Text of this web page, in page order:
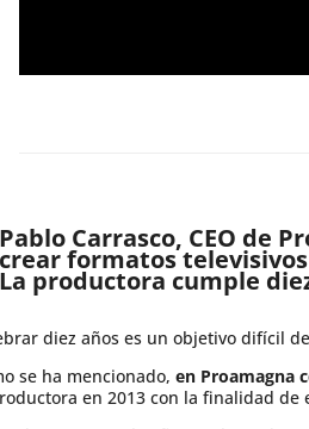
Pablo Carrasco, CEO de
crear formatos
La productora cumple
diez años es un objetivo difícil
se ha mencionado, en Proamagna
en 2013 con la finalidad